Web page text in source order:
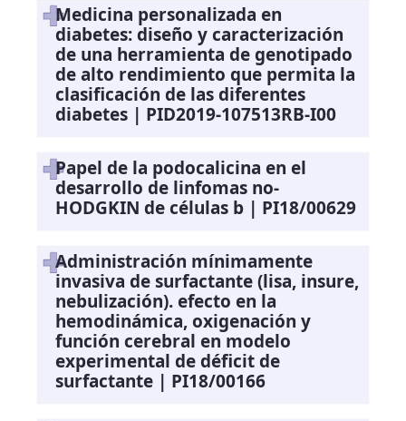
Medicina personalizada en
diabetes: diseño y caracterización
de una herramienta de genotipado
de alto rendimiento que permita la
clasificación de las diferentes
diabetes | PID2019-107513RB-I00
Papel de la podocalicina en el
desarrollo de linfomas no-
HODGKIN de células b | PI18/00629
Administración mínimamente
invasiva de surfactante (lisa, insure,
nebulización). efecto en la
hemodinámica, oxigenación y
función cerebral en modelo
experimental de déficit de
surfactante | PI18/00166